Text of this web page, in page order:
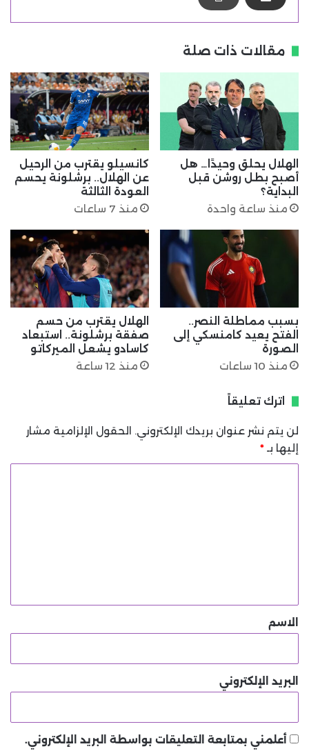
مقالات ذات صلة
الهلال يحلق وحيدًا… هل
أصبح بطل روشن قبل
البداية؟
منذ ساعة واحدة
كانسيلو يقترب من الرحيل
عن الهلال.. برشلونة يحسم
العودة الثالثة
منذ 7 ساعات
بسبب مماطلة النصر..
الفتح يعيد كامنسكي إلى
الصورة
منذ 10 ساعات
الهلال يقترب من حسم
صفقة برشلونة.. استبعاد
كاسادو يشعل الميركاتو
منذ 12 ساعة
اترك تعليقاً
لن يتم نشر عنوان بريدك الإلكتروني. الحقول الإلزامية مشار
إليها بـ *
*الاسم
البريد الإلكتروني
أعلمني بمتابعة التعليقات بواسطة البريد الإلكتروني.